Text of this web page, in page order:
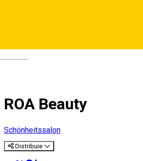
ROA Beauty
Schönheitssalon
Distribuie